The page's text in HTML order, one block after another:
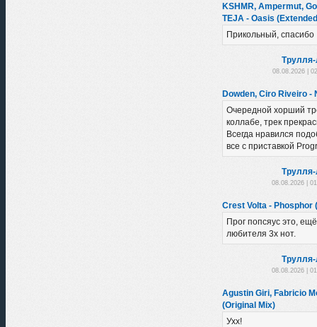
KSHMR, Ampermut,
TEJA - Oasis
Прикольный, спасибо
08.08.2026 |
Dowden, Ciro Riveiro -
Очередной хорший
коллабе, трек
Всегда нравился
все с приставкой
08.08.2026 |
Crest Volta - Phosphor
Прог попсяус это,
любителя 3х нот.
08.08.2026 |
Agustin Giri, Fabricio
(Original Mix)
Ухх!